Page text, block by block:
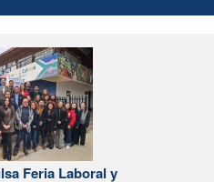
Feria Laboral y